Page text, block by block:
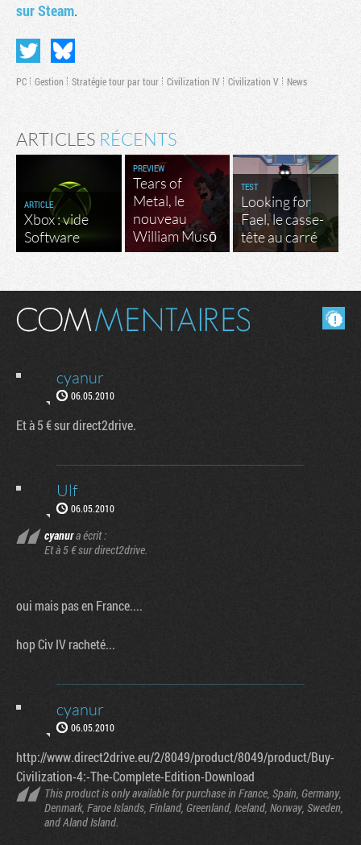
sur Steam.
PC Gestion Stratégie tour par tour Civilization IV Civilization V News
ARTICLES RÉCENTS
ARTICLE
Xbox : vide
Software
PREVIEW
Tears of
Metal, le
nouveau
William Musō
TEST
Looking for
Fael, le casse-
tête au carré
Masquer les commentaires lus.
cyanur
06.05.2010
Et à 5 € sur direct2drive.
Ulf
06.05.2010
cyanura écrit :
Et à 5 € sur direct2drive.
oui mais pas en France....
hop Civ IV racheté...
cyanur
06.05.2010
http://www.direct2drive.eu/2/8049/product/8049/product/Buy-
Civilization-4:-The-Complete-Edition-Download
This product is only available for purchase in France, Spain, Germany,
Denmark, Faroe Islands, Finland, Greenland, Iceland, Norway, Sweden,
and Aland Island.